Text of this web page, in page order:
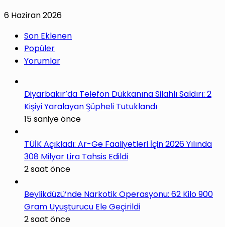
6 Haziran 2026
Son Eklenen
Popüler
Yorumlar
Diyarbakır’da Telefon Dükkanına Silahlı Saldırı: 2
Kişiyi Yaralayan Şüpheli Tutuklandı
15 saniye önce
TÜİK Açıkladı: Ar-Ge Faaliyetleri İçin 2026 Yılında
308 Milyar Lira Tahsis Edildi
2 saat önce
Beylikdüzü’nde Narkotik Operasyonu: 62 Kilo 900
Gram Uyuşturucu Ele Geçirildi
2 saat önce